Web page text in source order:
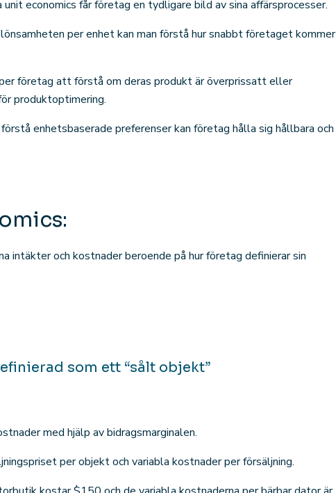
economics får företag en tydligare bild av sina affärsprocesser.
per enhet kan man förstå hur snabbt företaget kommer
företag att förstå om deras produkt är överprissatt eller
produktoptimering.
enhetsbaserade preferenser kan företag hålla sig hållbara och
och kostnader beroende på hur företag definierar sin
som ett “sålt objekt”
med hjälp av bidragsmarginalen.
per objekt och variabla kostnader per försäljning.